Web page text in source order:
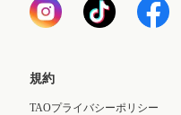
規約
TAOプライバシーポリシー